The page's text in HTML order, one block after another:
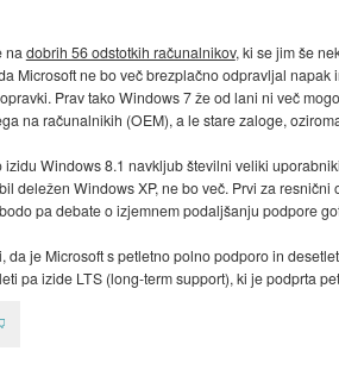
na dobrih 56 odstotkih računalnikov, ki se jim še
Microsoft ne bo več brezplačno odpravljal napak
Prav tako Windows 7 že od lani ni več
na računalnikih (OEM), a le stare zaloge,
izidu Windows 8.1 navkljub številni veliki
deležen Windows XP, ne bo več. Prvi za
pa debate o izjemnem podaljšanju podpore
da je Microsoft s petletno polno podporo in
pa izide LTS (long-term support), ki je podprta